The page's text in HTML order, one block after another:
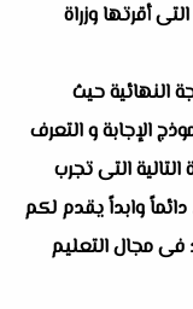
أقرتها وزراة
النهائية حيث
الإجابة و التعرف
التى تجرب
وابداً يقدم لكم
فى مجال التعليم